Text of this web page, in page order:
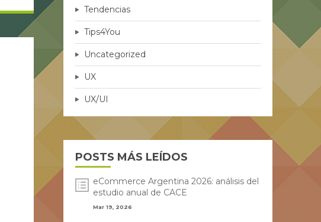
Tendencias
Tips4You
Uncategorized
UX
UX/UI
POSTS MÁS LEÍDOS
eCommerce Argentina 2026: análisis del
estudio anual de CACE
Mar 19, 2026